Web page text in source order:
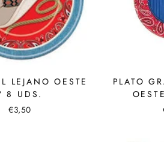
LEJANO OESTE
8 UDS.
€3,50
PLATO